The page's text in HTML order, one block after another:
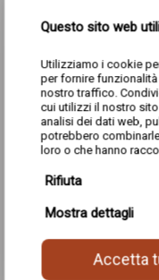
Questo sito web
Utilizziamo i cookie
per fornire
nostro traffico.
cui utilizzi il nostro
analisi dei dati web,
potrebbero
loro o che hanno
Rifiuta
Mostra dettagli
Accetta